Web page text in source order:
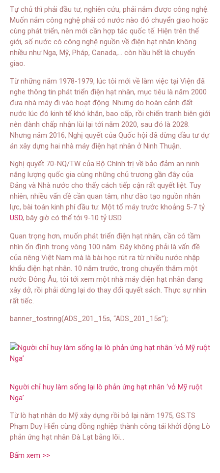
Tự chủ thì phải đầu tư, nghiên cứu, phải nắm được công nghệ.
Muốn nắm công nghệ phải có nước nào đó chuyển giao hoặc
cùng phát triển, nên mới cần hợp tác quốc tế. Hiện trên thế
giới, số nước có công nghệ nguồn về điện hạt nhân không
nhiều như Nga, Mỹ, Pháp, Canada,… còn hầu hết là chuyển
giao.
Từ những năm 1978-1979, lúc tôi mới về làm việc tại Viện đã
nghe thông tin phát triển điện hạt nhân, mục tiêu là năm 2000
đưa nhà máy đi vào hoạt động. Nhưng do hoàn cảnh đất
nước lúc đó kinh tế khó khăn, bao cấp, rồi chiến tranh biên giới
nên đành chấp nhận lùi lại tới năm 2020, sau đó là 2028.
Nhưng năm 2016, Nghị quyết của Quốc hội đã dừng đầu tư dự
án xây dựng hai nhà máy điện hạt nhân ở Ninh Thuận.
Nghị quyết 70-NQ/TW của Bộ Chính trị về bảo đảm an ninh
năng lượng quốc gia cùng những chủ trương gần đây của
Đảng và Nhà nước cho thấy cách tiếp cận rất quyết liệt. Tuy
nhiên, nhiều vấn đề cần quan tâm, như đào tạo nguồn nhân
lực, bài toán kinh phí đầu tư. Một tổ máy trước khoảng 5-7 tỷ
USD, bây giờ có thể tới 9-10 tỷ USD.
Quan trọng hơn, muốn phát triển điện hạt nhân, cần có tầm
nhìn ổn định trong vòng 100 năm. Đây không phải là vấn đề
của riêng Việt Nam mà là bài học rút ra từ nhiều nước nhập
khẩu điện hạt nhân. 10 năm trước, trong chuyến thăm một
nước Đông Âu, tôi tới xem một nhà máy điện hạt nhân đang
xây dở, rồi phải dừng lại do thay đổi quyết sách. Thực sự nhìn
rất tiếc.
banner_tostring(ADS_201_15s, “ADS_201_15s”);
Người chỉ huy làm sống lại lò phản ứng hạt nhân ‘vỏ Mỹ ruột
Nga’
Từ lò hạt nhân do Mỹ xây dựng rồi bỏ lại năm 1975, GS.TS
Phạm Duy Hiển cùng đồng nghiệp thành công tái khởi động Lò
phản ứng hạt nhân Đà Lạt bằng lõi…
Bấm xem >>